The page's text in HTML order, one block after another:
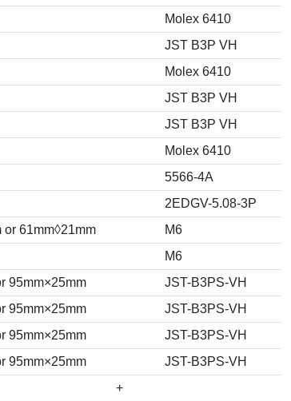
Molex 6410
JST B3P VH
Molex 6410
JST B3P VH
JST B3P VH
Molex 6410
5566-4A
2EDGV-5.08-3P
61mm◊21mm
M6
M6
95mm×25mm
JST-B3PS-VH
95mm×25mm
JST-B3PS-VH
95mm×25mm
JST-B3PS-VH
95mm×25mm
JST-B3PS-VH
+